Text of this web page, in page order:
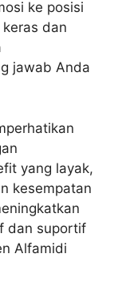
ke posisi
dan
jawab Anda
yang layak,
kesempatan
dan suportif
Alfamidi